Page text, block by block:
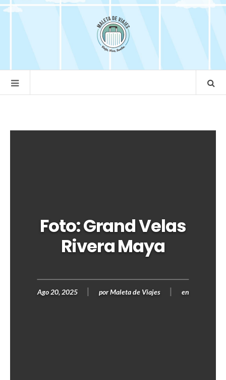
Foto: Grand Velas
Rivera Maya
Ago 20, 2025 por Maleta de Viajes en